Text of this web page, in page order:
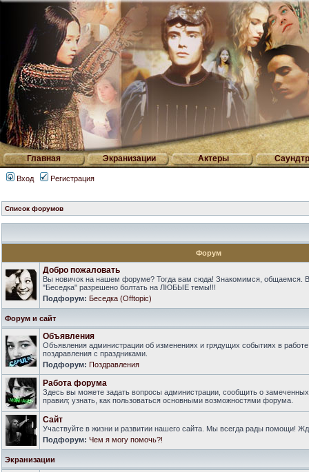
Главная Экранизации Актеры
Вход Регистрация
Список форумов
Форум
Добро пожаловать
Вы новичок на нашем форуме? Тогда вам сюда! Знакомимся, общаемся.
"Беседка" разрешено болтать на ЛЮБЫЕ темы!!!
Подфорум: Беседка (Offtopic)
Форум и сайт
Объявления
Объявления администрации об изменениях и грядущих событиях в
поздравления с праздниками.
Подфорум: Поздравления
Работа форума
Здесь вы можете задать вопросы администрации, сообщить о
правил; узнать, как пользоваться основными возможностями форума.
Сайт
Участвуйте в жизни и развитии нашего сайта. Мы всегда рады помощи!
Подфорум: Чем я могу помочь?!
Экранизации